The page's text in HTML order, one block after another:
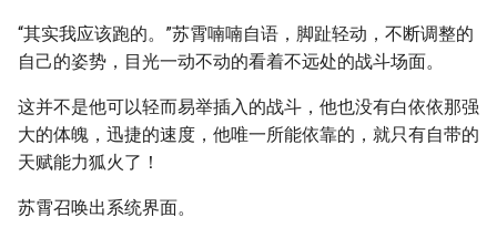
“其实我应该跑的。”苏霄喃喃自语，脚趾轻动，不断调整的
自己的姿势，目光一动不动的看着不远处的战斗场面。
这并不是他可以轻而易举插入的战斗，他也没有白依依那强
大的体魄，迅捷的速度，他唯一所能依靠的，就只有自带的
天赋能力狐火了！
苏霄召唤出系统界面。